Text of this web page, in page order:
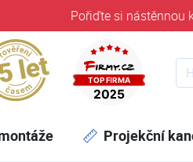
Pořiďte si nástěnnou
Prověřeni časem 32 let
Projekční